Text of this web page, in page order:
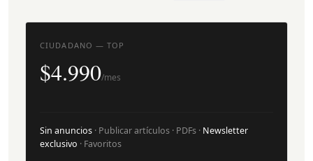
CIUDADANO — TOP
$4.990/mes
Sin anuncios · Publicar artículos · PDFs · Newsletter
exclusivo · Favoritos